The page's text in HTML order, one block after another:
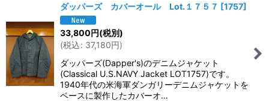
並び順:
ダッパーズ カバーオール Lot.１７５７ [1757]
33,800円(税別)
(税込: 37,180円)
ダッパーズ(Dapper's)のデニムジャケット
(Classical U.S.NAVY Jacket LOT1757)です。
1940年代の米海軍ダンガリーデニムジャケットを
ベースに製作したカバーオ…